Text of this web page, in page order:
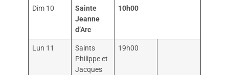
Dim 10
Sainte
Jeanne
d’Arc
10h00
Lun 11
Saints
Philippe et
Jacques
19h00